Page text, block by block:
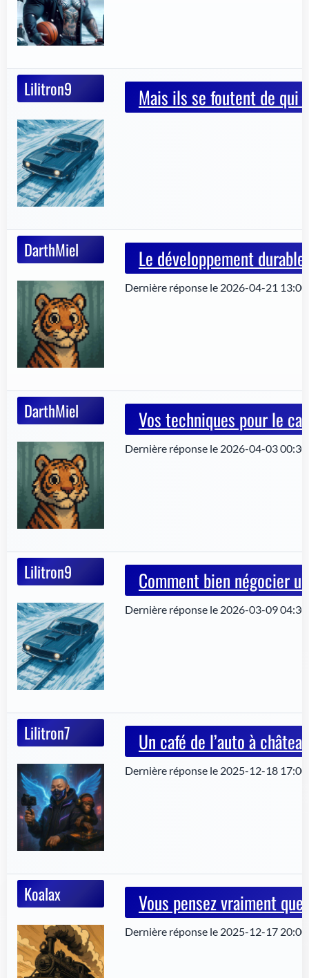
Lilitron9 Mais ils se foutent de qui
DarthMiel Le développement
Dernière réponse le 2026-04-21
DarthMiel Vos techniques pour le
Dernière réponse le 2026-04-03
Lilitron9 Comment bien négocier
Dernière réponse le 2026-03-09
Lilitron7 Un café de l’auto à
Dernière réponse le 2025-12-18
Koalax Vous pensez vraiment
Dernière réponse le 2025-12-17